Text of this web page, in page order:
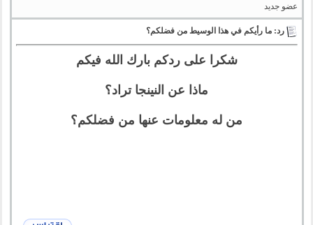
عضو جديد
رد: ما رأيكم في هذا الوسيط من فضلكم؟
شكرا على ردكم بارك الله فيكم
ماذا عن النينجا تراد؟
من له معلومات عنها من فضلكم؟